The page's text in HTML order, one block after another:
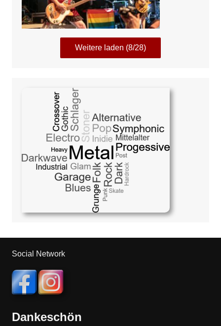
Weitere laden (8/28)
Social Network
Dankeschön